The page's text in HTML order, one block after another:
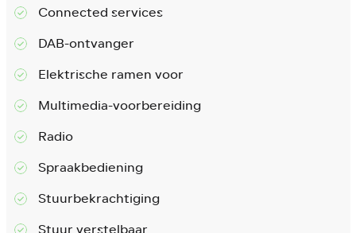
Connected services
DAB-ontvanger
Elektrische ramen voor
Multimedia-voorbereiding
Radio
Spraakbediening
Stuurbekrachtiging